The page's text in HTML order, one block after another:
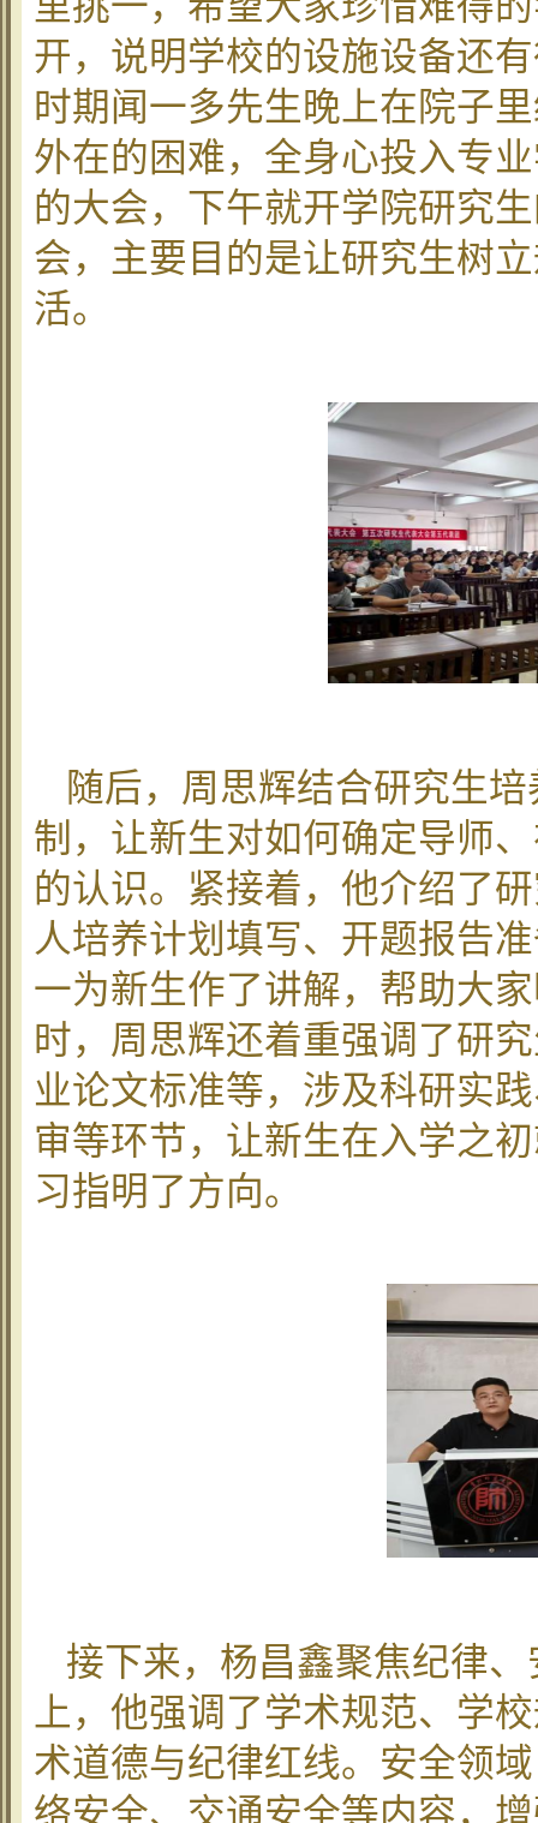
开，说明学校的设施设备还
时期闻一多先生晚上在院子
外在的困难，全身心投入专
的大会，下午就开学院研究
会，主要目的是让研究生树
活。
随后，周思辉结合研究生
制，让新生对如何确定导师
的认识。紧接着，他介绍了
人培养计划填写、开题报告
一为新生作了讲解，帮助大
时，周思辉还着重强调了研
业论文标准等，涉及科研实
审等环节，让新生在入学之
习指明了方向。
接下来，杨昌鑫聚焦纪律
上，他强调了学术规范、学
术道德与纪律红线。安全领
络安全、交通安全等内容，